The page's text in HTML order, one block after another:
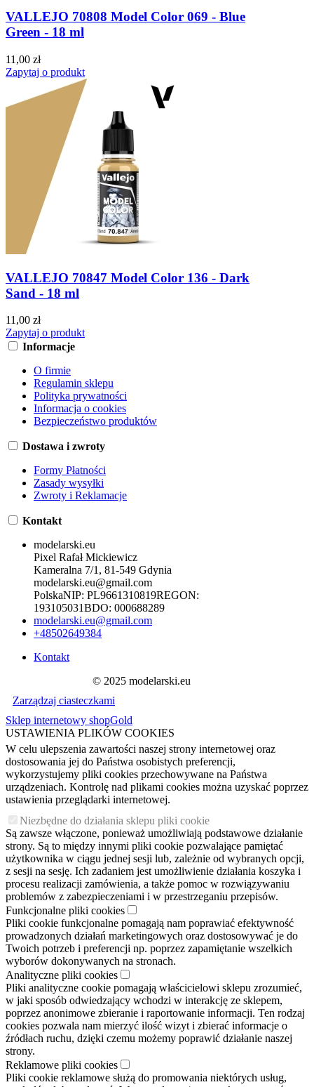
VALLEJO 70808 Model Color 069 - Blue
Green - 18 ml
11,00 zł
Zapytaj o produkt
VALLEJO 70847 Model Color 136 - Dark
Sand - 18 ml
11,00 zł
Zapytaj o produkt
Informacje
O firmie
Regulamin sklepu
Polityka prywatności
Informacja o cookies
Bezpieczeństwo produktów
Dostawa i zwroty
Formy Płatności
Zasady wysyłki
Zwroty i Reklamacje
Kontakt
modelarski.eu
Pixel Rafał Mickiewicz
Kameralna 7/1, 81-549 Gdynia
modelarski.eu@gmail.com
PolskaNIP: PL9661310819REGON:
193105031BDO: 000688289
modelarski.eu@gmail.com
+48502649384
Kontakt
© 2025 modelarski.eu
Zarządzaj ciasteczkami
Sklep internetowy shopGold
USTAWIENIA PLIKÓW COOKIES
W celu ulepszenia zawartości naszej strony internetowej oraz
dostosowania jej do Państwa osobistych preferencji,
wykorzystujemy pliki cookies przechowywane na Państwa
urządzeniach. Kontrolę nad plikami cookies można uzyskać poprzez
ustawienia przeglądarki internetowej.
Niezbędne do działania sklepu pliki cookie
Są zawsze włączone, ponieważ umożliwiają podstawowe działanie
strony. Są to między innymi pliki cookie pozwalające pamiętać
użytkownika w ciągu jednej sesji lub, zależnie od wybranych opcji,
z sesji na sesję. Ich zadaniem jest umożliwienie działania koszyka i
procesu realizacji zamówienia, a także pomoc w rozwiązywaniu
problemów z zabezpieczeniami i w przestrzeganiu przepisów.
Funkcjonalne pliki cookies
Pliki cookie funkcjonalne pomagają nam poprawiać efektywność
prowadzonych działań marketingowych oraz dostosowywać je do
Twoich potrzeb i preferencji np. poprzez zapamiętanie wszelkich
wyborów dokonywanych na stronach.
Analityczne pliki cookies
Pliki analityczne cookie pomagają właścicielowi sklepu zrozumieć,
w jaki sposób odwiedzający wchodzi w interakcję ze sklepem,
poprzez anonimowe zbieranie i raportowanie informacji. Ten rodzaj
cookies pozwala nam mierzyć ilość wizyt i zbierać informacje o
źródłach ruchu, dzięki czemu możemy poprawić działanie naszej
strony.
Reklamowe pliki cookies
Pliki cookie reklamowe służą do promowania niektórych usług,